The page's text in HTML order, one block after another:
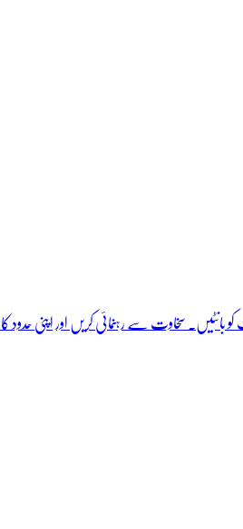
سخاوت سے رہنمائی کریں اور اپنی حدود